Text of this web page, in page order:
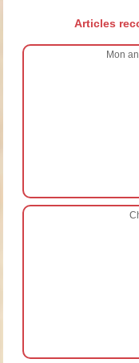
Articles
Mon